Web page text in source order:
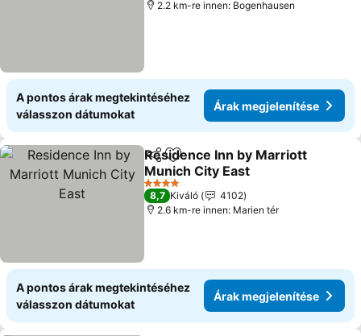
2.2 km-re innen: Bogenhausen
A pontos árak megtekintéséhez
válasszon dátumokat
Árak megjelenítése
Megosztás
Hozzáadás a kedvencekhez
Residence Inn by Marriott
Munich City East
Árak megjelenítése
4 Kategória
8,7 Kiváló
4102
2.6 km-re innen: Marien tér
A pontos árak megtekintéséhez
válasszon dátumokat
Árak megjelenítése